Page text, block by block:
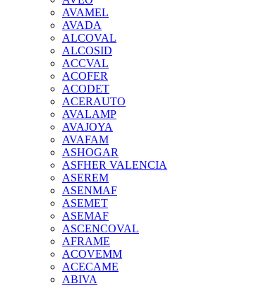
AVAMEL
AVADA
ALCOVAL
ALCOSID
ACCVAL
ACOFER
ACODET
ACERAUTO
AVALAMP
AVAJOYA
AVAFAM
ASHOGAR
ASFHER VALENCIA
ASEREM
ASENMAF
ASEMET
ASEMAF
ASCENCOVAL
AFRAME
ACOVEMM
ACECAME
ABIVA